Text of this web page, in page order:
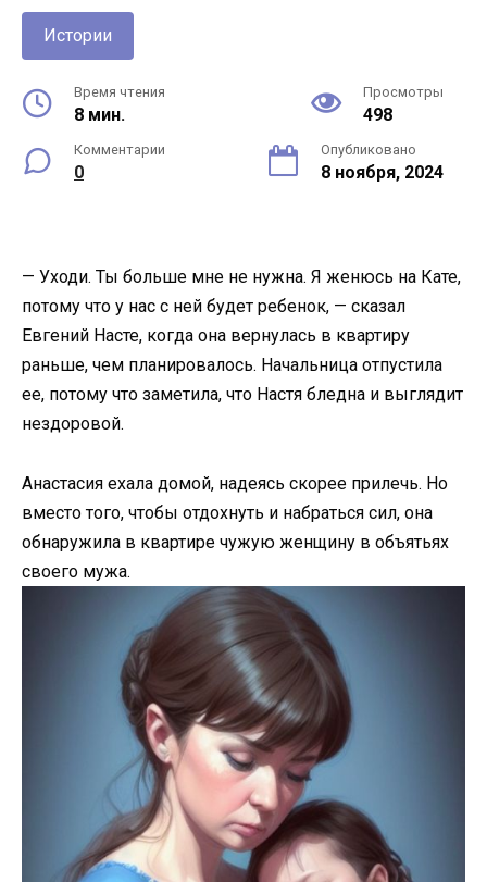
Истории
Время чтения
8 мин.
Просмотры
498
Комментарии
0
Опубликовано
8 ноября, 2024
— Уходи. Ты больше мне не нужна. Я женюсь на Кате,
потому что у нас с ней будет ребенок, — сказал
Евгений Насте, когда она вернулась в квартиру
раньше, чем планировалось. Начальница отпустила
ее, потому что заметила, что Настя бледна и выглядит
нездоровой.
Анастасия ехала домой, надеясь скорее прилечь. Но
вместо того, чтобы отдохнуть и набраться сил, она
обнаружила в квартире чужую женщину в объятьях
своего мужа.